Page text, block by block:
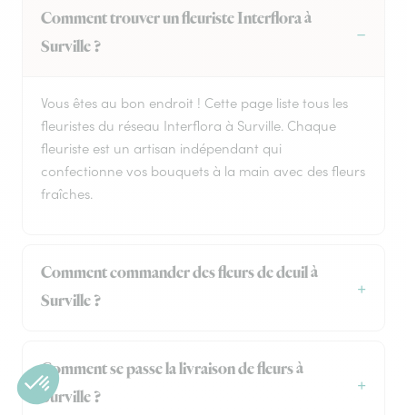
Comment trouver un fleuriste Interflora à
Surville ?
Vous êtes au bon endroit ! Cette page liste tous les
fleuristes du réseau Interflora à Surville. Chaque
fleuriste est un artisan indépendant qui
confectionne vos bouquets à la main avec des fleurs
fraîches.
Comment commander des fleurs de deuil à
Surville ?
Comment se passe la livraison de fleurs à
Surville ?